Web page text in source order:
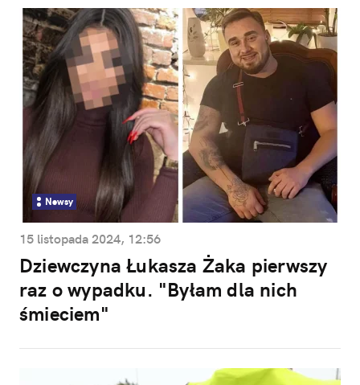
Newsy
15 listopada 2024, 12:56
Dziewczyna Łukasza Żaka pierwszy
raz o wypadku. "Byłam dla nich
śmieciem"